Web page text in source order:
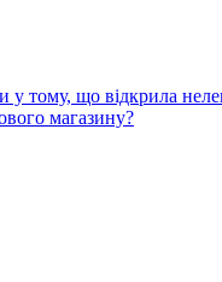
у тому, що відкрила
магазину?